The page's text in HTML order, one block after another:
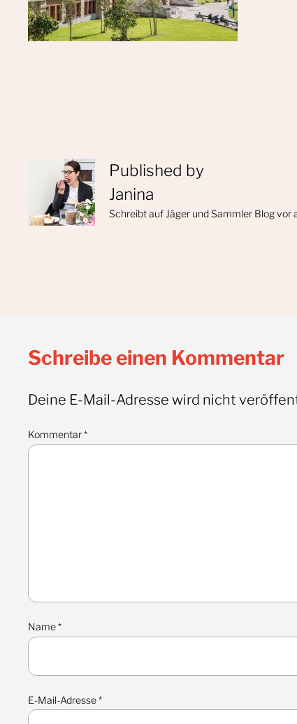
Published by
Janina
Schreibt auf Jäger und Sammler Blog vor
Schreibe einen Kommentar
Deine E-Mail-Adresse wird nicht
Kommentar*
Name*
E-Mail-Adresse*